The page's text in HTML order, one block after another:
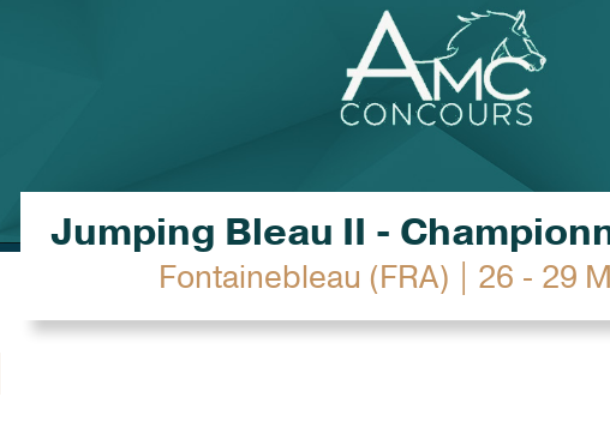
Jumping Bleau II -
Fontainebleau (FRA) | 26 - 29